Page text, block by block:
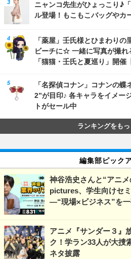
ニャンコ先生がひょっこり♪
ル登場！もこもこバッグやカ
「薬屋」壬氏様とひまわり
ビーチに☆ 一緒に写真が撮れ
「猫猫・壬氏と夏巡り」開催
「名探偵コナン」コナンの
2”が目印♪ 各キャラをイメー
トがセール中
ランキングをも
編集部ピック
神谷浩史さんと“アニ
pictures、学生向けセ
―“現場×ビジネス”を
アニメ『サンダー３』
ク！学ラン33人が大捜
ネタ披露